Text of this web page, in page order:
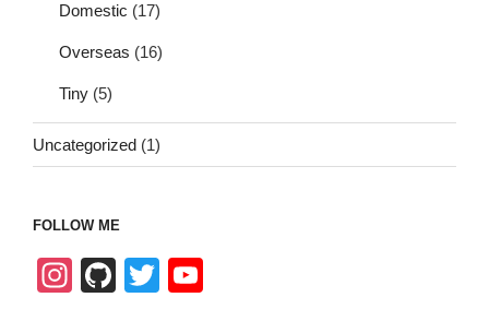
Domestic (17)
Overseas (16)
Tiny (5)
Uncategorized (1)
FOLLOW ME
In
Gi T